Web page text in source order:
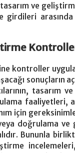
tasarım ve
girdileri
kontroller
sonuçların
tasarım
faaliyetleri,
için
doğrulama ve
Bununla